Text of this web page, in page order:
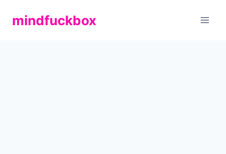
Inhaltmindfuckbox